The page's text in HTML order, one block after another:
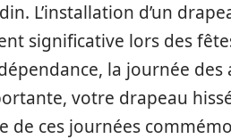
L’installation d’un
significative lors des
la journée des
votre drapeau
de ces journées